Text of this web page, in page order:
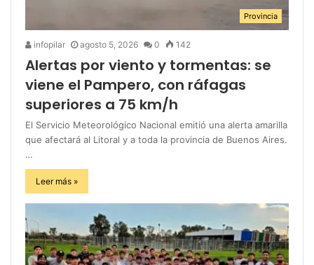
Provincia
infopilar agosto 5, 2026 0 142
Alertas por viento y tormentas: se
viene el Pampero, con ráfagas
superiores a 75 km/h
El Servicio Meteorológico Nacional emitió una alerta amarilla
que afectará al Litoral y a toda la provincia de Buenos Aires.
…
Leer más »